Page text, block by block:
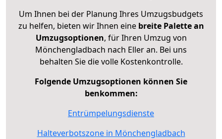
Um Ihnen bei der Planung Ihres Umzugsbudgets
zu helfen, bieten wir Ihnen eine breite Palette an
Umzugsoptionen, für Ihren Umzug von
Mönchengladbach nach Eller an. Bei uns
behalten Sie die volle Kostenkontrolle.
Folgende Umzugsoptionen können Sie
benkommen:
Entrümpelungsdienste
Halteverbotszone in Mönchengladbach